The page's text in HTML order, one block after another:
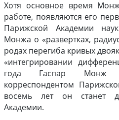
Хотя основное время Монж
работе, появляются его
Парижской Академии
Монжа о «развертках,
родах перегиба кривых
«интегрировании
года Гаспар Монж
корреспондентом
восемь лет он станет
Академии.